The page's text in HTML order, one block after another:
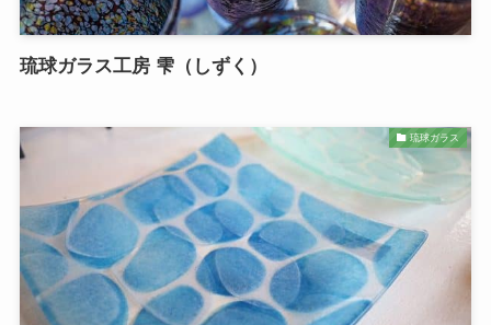
琉球ガラス工房 雫（しずく）
琉球ガラス